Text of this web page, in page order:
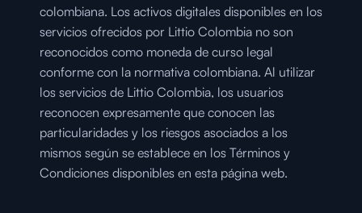
colombiana. Los activos digitales disponibles en los
servicios ofrecidos por Littio Colombia no son
reconocidos como moneda de curso legal
conforme con la normativa colombiana. Al utilizar
los servicios de Littio Colombia, los usuarios
reconocen expresamente que conocen las
particularidades y los riesgos asociados a los
mismos según se establece en los Términos y
Condiciones disponibles en esta página web.